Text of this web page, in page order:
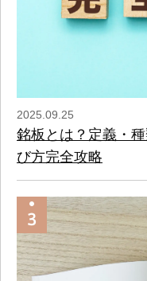
2025.09.25
銘板とは？定義・
び方完全攻略